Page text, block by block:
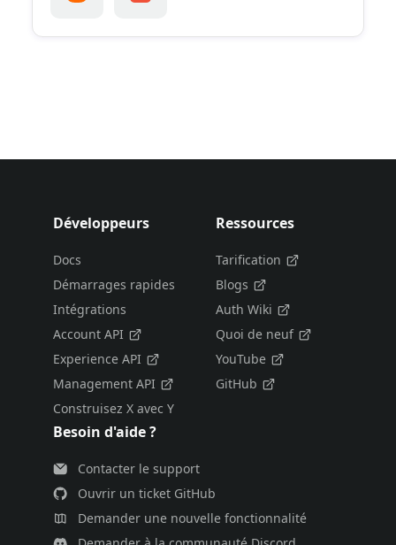
Développeurs
Docs
Démarrages rapides
Intégrations
Account API
Experience API
Management API
Construisez X avec Y
Ressources
Tarification
Blogs
Auth Wiki
Quoi de neuf
YouTube
GitHub
Besoin d'aide ?
Contacter le support
Ouvrir un ticket GitHub
Demander une nouvelle fonctionnalité